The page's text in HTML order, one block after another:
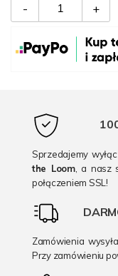
- +
Sprzedajemy
the Loom, a nasz
połączeniem SSL!
Zamówienia
Przy zamówieniu